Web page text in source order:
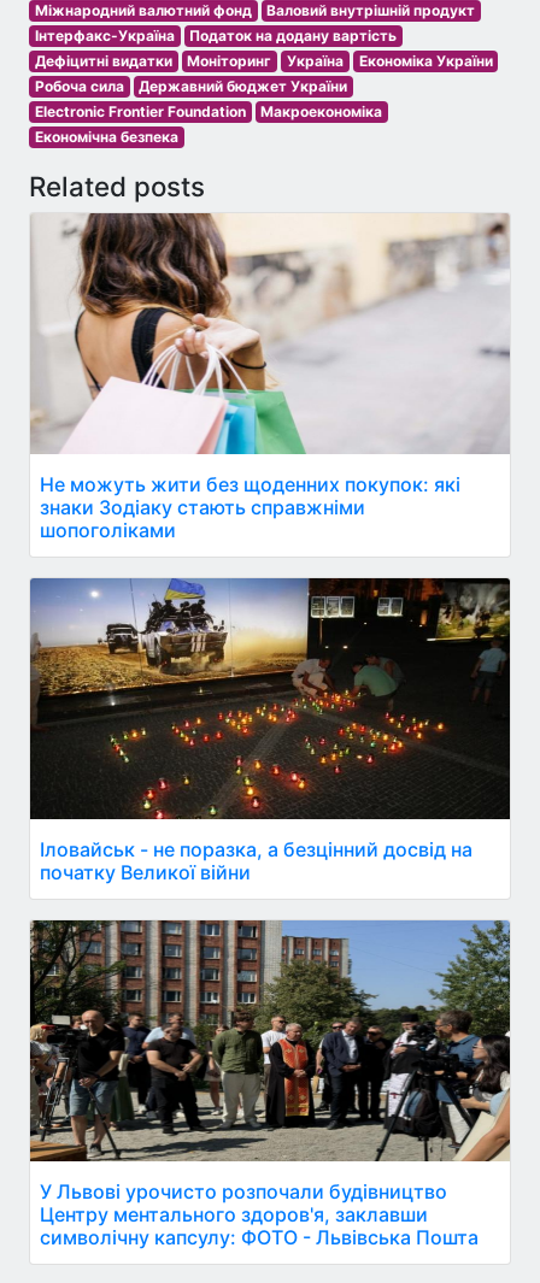
Міжнародний валютний фонд
Валовий внутрішній продукт
Інтерфакс-Україна
Податок на додану вартість
Дефіцитні видатки
Моніторинг Україна
Економіка України
Робоча сила
Державний бюджет України
Electronic Frontier Foundation
Макроекономіка
Економічна безпека
Related posts
Не можуть жити без щоденних покупок: які
знаки Зодіаку стають справжніми
шопоголіками
Іловайськ - не поразка, а безцінний досвід на
початку Великої війни
У Львові урочисто розпочали будівництво
Центру ментального здоров'я, заклавши
символічну капсулу: ФОТО - Львівська Пошта